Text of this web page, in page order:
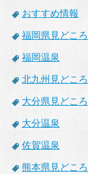
おすすめ情報
福岡県見どころ
福岡温泉
北九州見どころ
大分県見どころ
大分温泉
佐賀温泉
熊本県見どころ